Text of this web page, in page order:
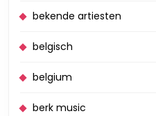
bekende artiesten
belgisch
belgium
berk music